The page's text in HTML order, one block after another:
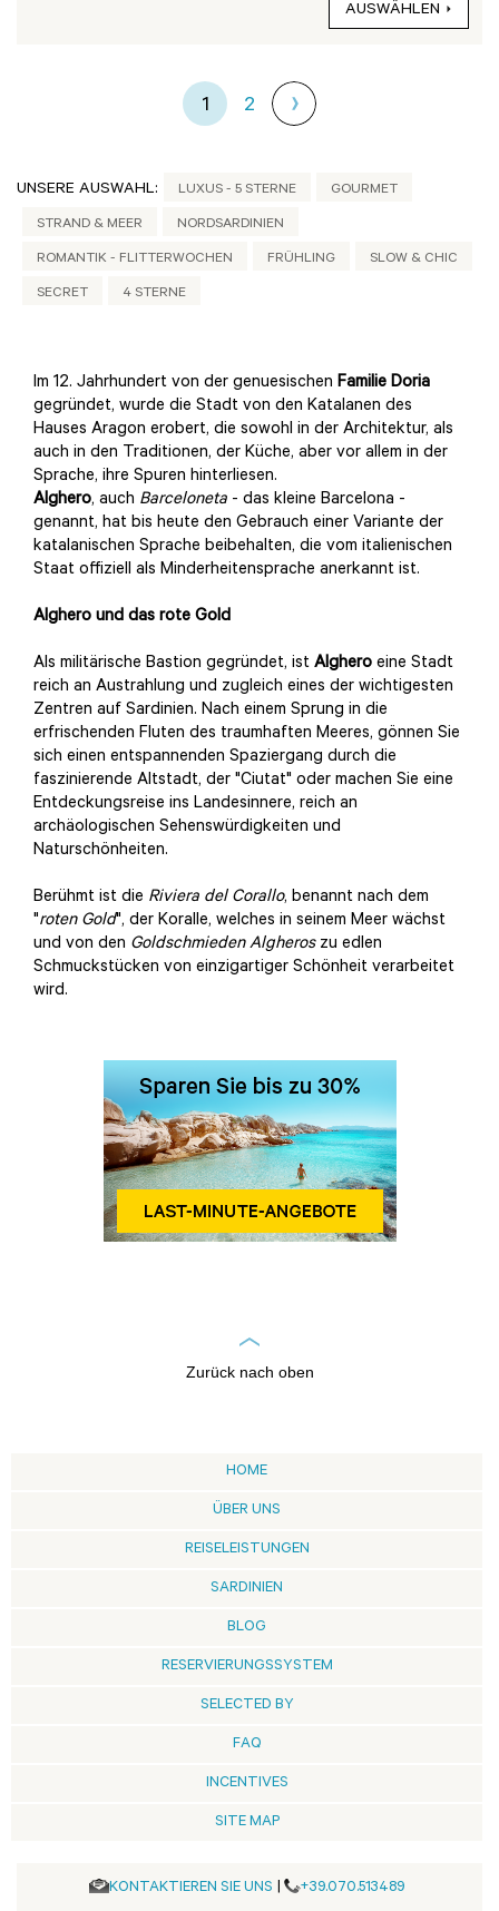
AUSWÄHLEN
1 2
UNSERE AUSWAHL: LUXUS - 5 STERNE GOURMET
STRAND & MEER NORDSARDINIEN
ROMANTIK - FLITTERWOCHEN FRÜHLING SLOW & CHIC
SECRET 4 STERNE
Im 12. Jahrhundert von der genuesischen Familie Doria
gegründet, wurde die Stadt von den Katalanen des
Hauses Aragon erobert, die sowohl in der Architektur, als
auch in den Traditionen, der Küche, aber vor allem in der
Sprache, ihre Spuren hinterliesen.
Alghero, auch Barceloneta - das kleine Barcelona -
genannt, hat bis heute den Gebrauch einer Variante der
katalanischen Sprache beibehalten, die vom italienischen
Staat offiziell als Minderheitensprache anerkannt ist.
Alghero und das rote Gold
Als militärische Bastion gegründet, ist Alghero eine Stadt
reich an Austrahlung und zugleich eines der wichtigesten
Zentren auf Sardinien. Nach einem Sprung in die
erfrischenden Fluten des traumhaften Meeres, gönnen Sie
sich einen entspannenden Spaziergang durch die
faszinierende Altstadt, der "Ciutat" oder machen Sie eine
Entdeckungsreise ins Landesinnere, reich an
archäologischen Sehenswürdigkeiten und
Naturschönheiten.
Berühmt ist die Riviera del Corallo, benannt nach dem
"roten Gold", der Koralle, welches in seinem Meer wächst
und von den Goldschmieden Algheros zu edlen
Schmuckstücken von einzigartiger Schönheit verarbeitet
wird.
Zurück nach oben
HOME
ÜBER UNS
REISELEISTUNGEN
SARDINIEN
BLOG
RESERVIERUNGSSYSTEM
SELECTED BY
FAQ
INCENTIVES
SITE MAP
KONTAKTIEREN SIE UNS | +39.070.513489